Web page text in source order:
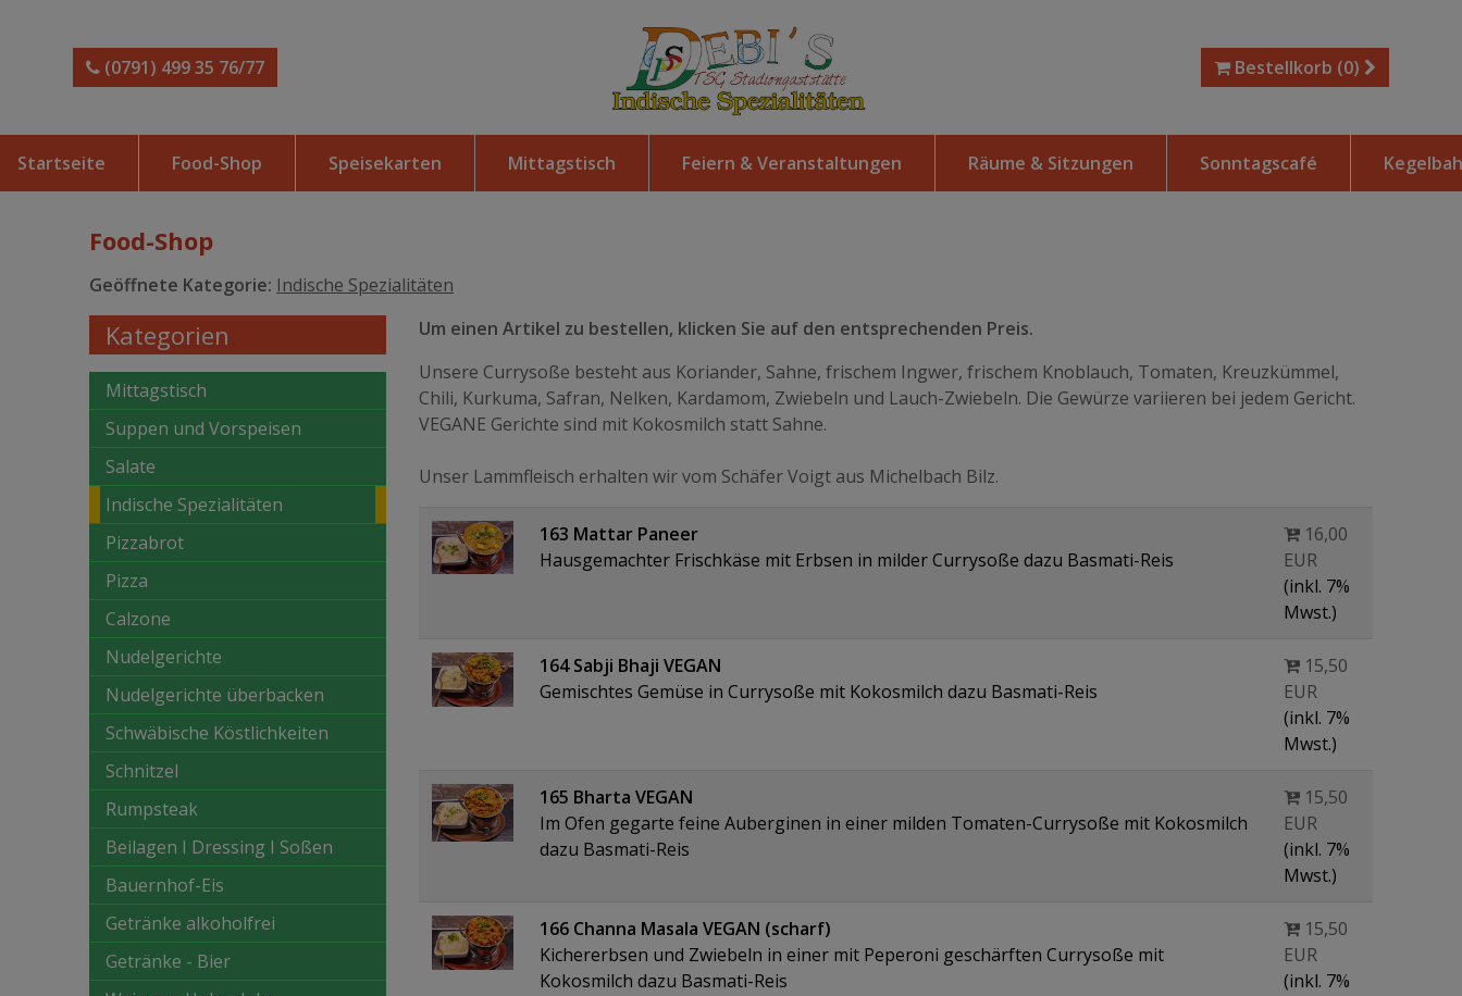
(0791) 499 35 76/77 Bestellkorb (0)
Startseite Food-Shop Speisekarten Mittagstisch Feiern & Veranstaltungen Räume & Sitzungen Sonntagscafé
Food-Shop
Geöffnete Kategorie: Indische Spezialitäten
Kategorien
Mittagstisch
Suppen und Vorspeisen
Salate
Indische Spezialitäten
Pizzabrot
Pizza
Calzone
Nudelgerichte
Nudelgerichte überbacken
Schwäbische Köstlichkeiten
Schnitzel
Rumpsteak
Beilagen I Dressing I Soßen
Bauernhof-Eis
Getränke alkoholfrei
Getränke - Bier
Um einen Artikel zu bestellen, klicken Sie auf den entsprechenden Preis.
Unsere Currysoße besteht aus Koriander, Sahne, frischem Ingwer, frischem Knoblauch, Tomaten, Kreuzkümmel,
Chili, Kurkuma, Safran, Nelken, Kardamom, Zwiebeln und Lauch-Zwiebeln. Die Gewürze variieren bei jedem Gericht.
VEGANE Gerichte sind mit Kokosmilch statt Sahne.
Unser Lammfleisch erhalten wir vom Schäfer Voigt aus Michelbach Bilz.
163 Mattar Paneer
Hausgemachter Frischkäse mit Erbsen in milder Currysoße dazu Basmati-Reis
16,00
EUR
(inkl. 7%
Mwst.)
164 Sabji Bhaji VEGAN
Gemischtes Gemüse in Currysoße mit Kokosmilch dazu Basmati-Reis
15,50
EUR
(inkl. 7%
Mwst.)
165 Bharta VEGAN
Im Ofen gegarte feine Auberginen in einer milden Tomaten-Currysoße mit Kokosmilch
dazu Basmati-Reis
15,50
EUR
(inkl. 7%
Mwst.)
166 Channa Masala VEGAN (scharf)
Kichererbsen und Zwiebeln in einer mit Peperoni geschärften Currysoße mit
Kokosmilch dazu Basmati-Reis
15,50
EUR
(inkl. 7%